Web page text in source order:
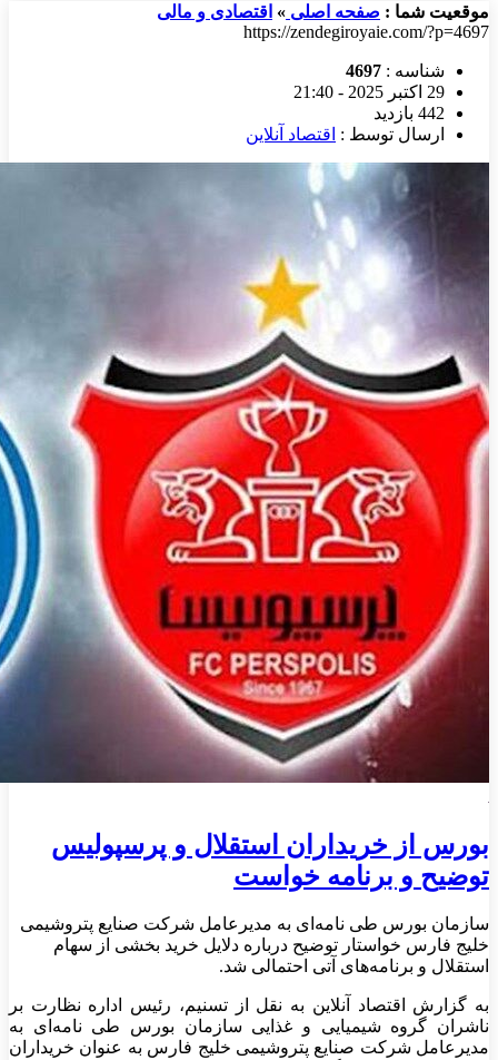
موقعیت شما : صفحه اصلی » اقتصادی و مالی
https://zendegiroyaie.com/?p=4697
شناسه : 4697
29 اکتبر 2025 - 21:40
442 بازدید
ارسال توسط : اقتصاد آنلاین
بورس از خریداران استقلال و پرسپولیس
توضیح و برنامه خواست
سازمان بورس طی نامه‌ای به مدیرعامل شرکت صنایع پتروشیمی
خلیج فارس خواستار توضیح درباره دلایل خرید بخشی از سهام
استقلال و برنامه‌های آتی احتمالی شد.
به گزارش اقتصاد آنلاین به نقل از تسنیم، رئیس اداره نظارت بر
ناشران گروه شیمیایی و غذایی سازمان بورس طی نامه‌ای به
مدیرعامل شرکت صنایع پتروشیمی خلیج فارس به‌ عنوان خریداران